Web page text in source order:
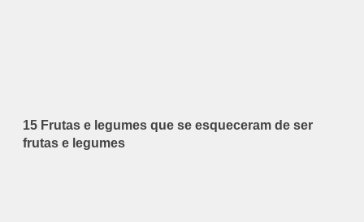
15 Frutas e legumes que se esqueceram de ser
frutas e legumes